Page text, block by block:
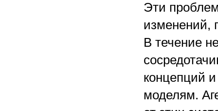
Эти
изменений,
В течение
концепций
моделям.